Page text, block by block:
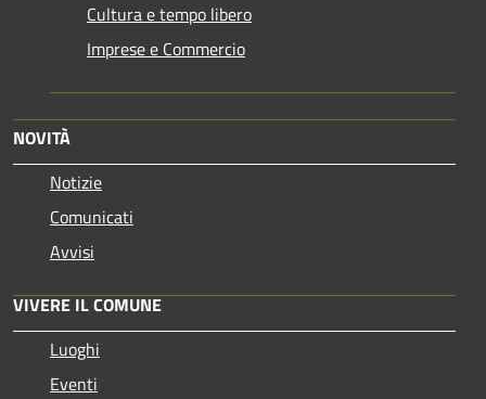
Cultura e tempo libero
Imprese e Commercio
NOVITÀ
Notizie
Comunicati
Avvisi
VIVERE IL COMUNE
Luoghi
Eventi